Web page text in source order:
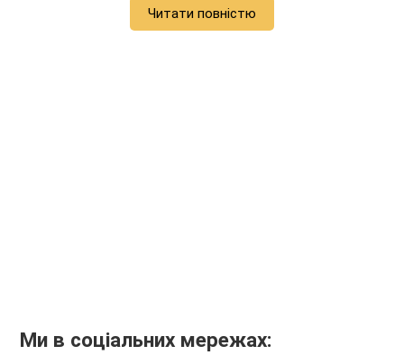
Читати повністю
Ми в соціальних мережах: